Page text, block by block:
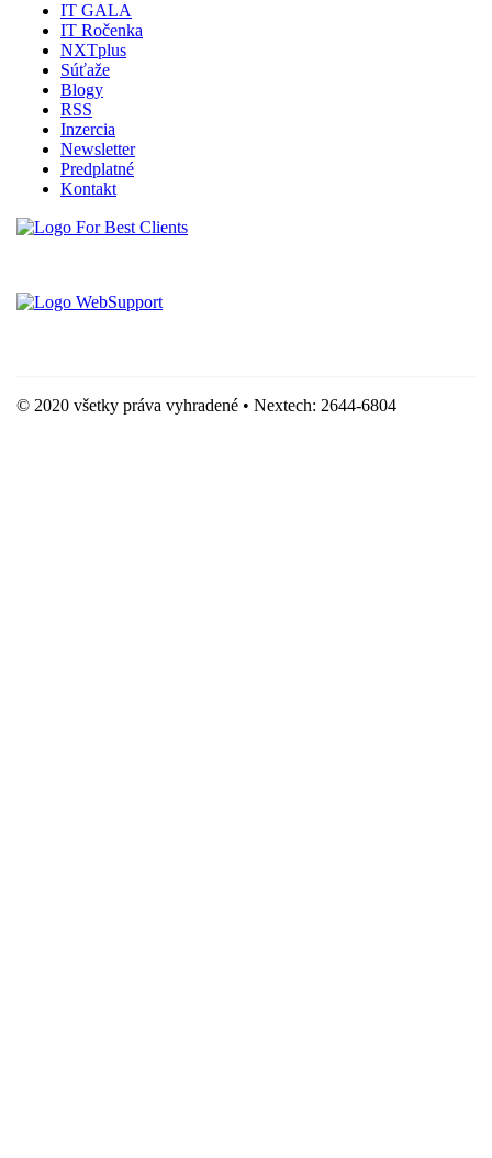
IT GALA
IT Ročenka
NXTplus
Súťaže
Blogy
RSS
Inzercia
Newsletter
Predplatné
Kontakt
© 2020 všetky práva vyhradené • Nextech: 2644-6804